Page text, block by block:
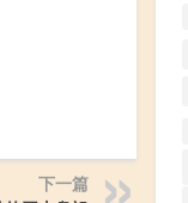
下一篇